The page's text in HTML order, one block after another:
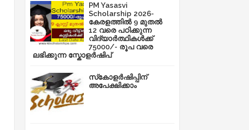
PM Yasasvi
Scholarship 2026-
കേരളത്തിൽ 9 മുതൽ
12 വരെ പഠിക്കുന്ന
വിദ്യാർത്ഥികൾക്ക്
75000/- രൂപ വരെ
ലഭിക്കുന്ന സ്കോളർഷിപ്
സ്‌കോളർഷിപ്പിന്
അപേക്ഷിക്കാം